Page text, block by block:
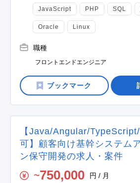
JavaScript PHP SQL
Oracle Linux
職種
フロントエンドエンジニア
【Java/Angular/
可】顧客向け基幹システム
ン保守開発の求人・案件
〜750,000 円 / 月